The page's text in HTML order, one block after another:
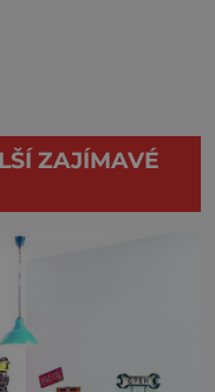
ZAJÍMAVÉ